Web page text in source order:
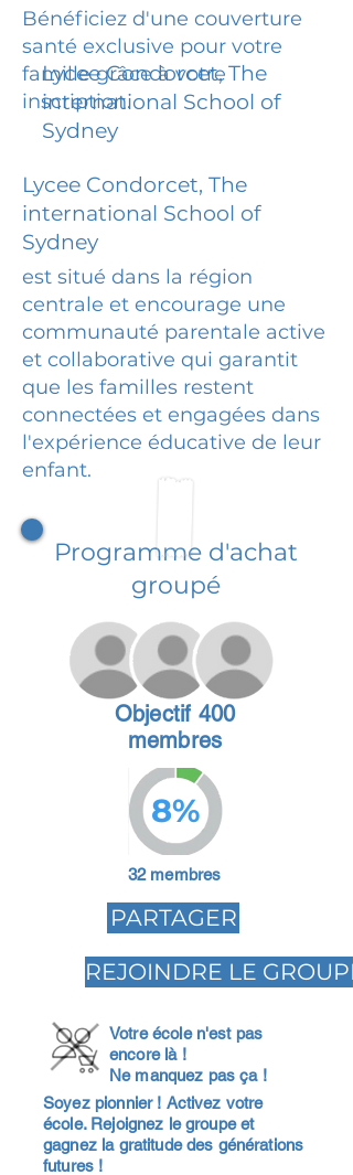
Bénéficiez d'une couverture
santé exclusive pour votre
famille grâce à votre
inscription.
Lycee Condorcet, The
international School of
Sydney
Lycee Condorcet, The
international School of
Sydney
est situé dans la région
centrale et encourage une
communauté parentale active
et collaborative qui garantit
que les familles restent
connectées et engagées dans
l'expérience éducative de leur
enfant.
Programme d'achat
groupé
Objectif 400
membres
8%
32 membres
PARTAGER
REJOINDRE LE GROUPE
Votre école n'est pas
encore là !
Ne manquez pas ça !
Soyez pionnier ! Activez votre
école. Rejoignez le groupe et
gagnez la gratitude des générations
futures !